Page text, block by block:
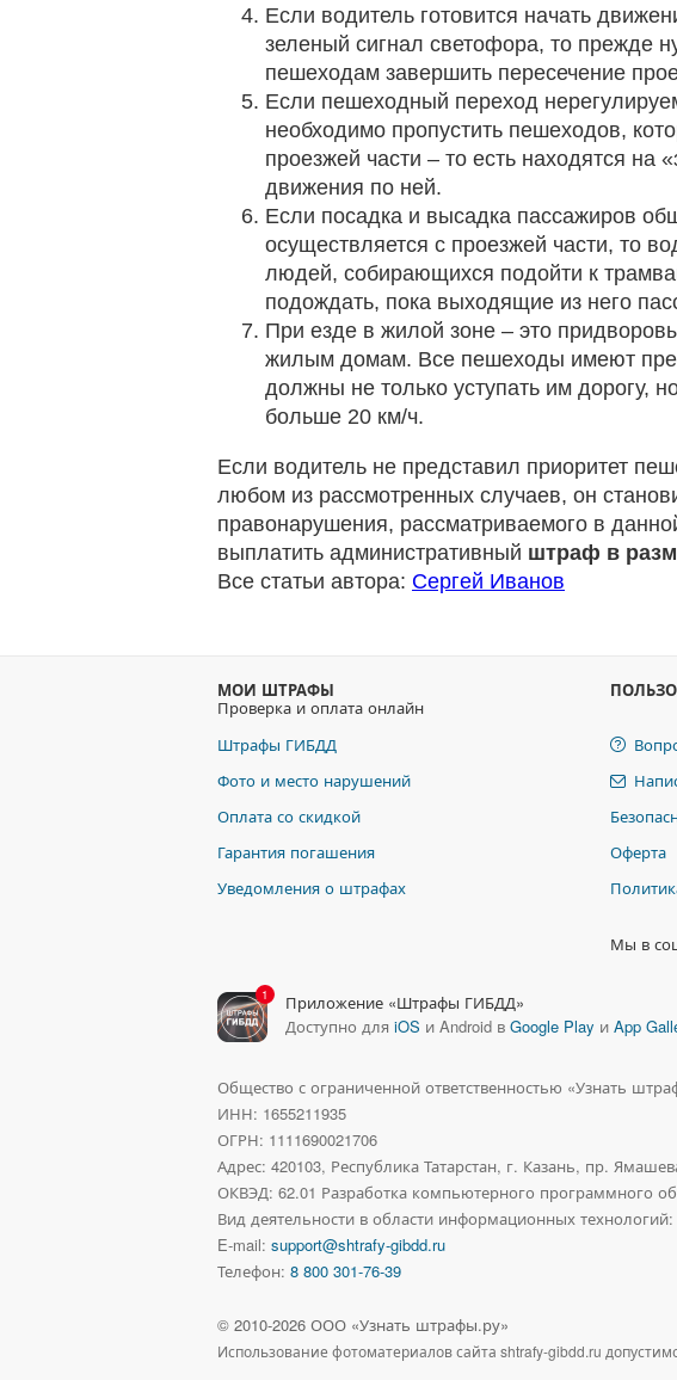
Если водитель готовится начать
зеленый сигнал светофора, то прежде
пешеходам завершить пересечение
Если пешеходный переход
необходимо пропустить пешеходов,
проезжей части – то есть находятся на
движения по ней.
Если посадка и высадка пассажиров
осуществляется с проезжей части, то
людей, собирающихся подойти к
подождать, пока выходящие из него
При езде в жилой зоне – это
жилым домам. Все пешеходы имеют
должны не только уступать им дорогу,
больше 20 км/ч.
Если водитель не представил приоритет
любом из рассмотренных случаев, он
правонарушения, рассматриваемого в
выплатить административный штраф в
Все статьи автора: Сергей Иванов
МОИ ШТРАФЫ
Проверка и оплата онлайн
Штрафы ГИБДД
Фото и место нарушений
Оплата со скидкой
Гарантия погашения
Уведомления о штрафах
Оферта
Мы в
1
Приложение «Штрафы ГИБДД»
Доступно для iOS и Android в Google Play и App
Общество с ограниченной ответственностью «Узнать
ИНН: 1655211935
ОГРН: 1111690021706
Адрес: 420103, Республика Татарстан, г. Казань, пр.
ОКВЭД: 62.01 Разработка компьютерного программного
Вид деятельности в области информационных технологий:
E-mail: support@shtrafy-gibdd.ru
Телефон: 8 800 301-76-39
© 2010-2026 ООО «Узнать штрафы.ру»
Использование фотоматериалов сайта shtrafy-gibdd.ru